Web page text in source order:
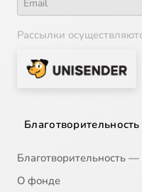
Рассылки
Благотворительность
Благотворительность
О фонде